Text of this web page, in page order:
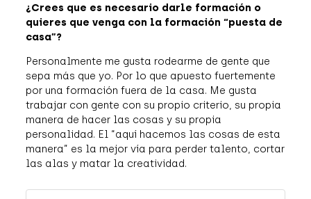
¿Crees que es necesario darle formación o
quieres que venga con la formación “puesta de
casa”?
Personalmente me gusta rodearme de gente que
sepa más que yo. Por lo que apuesto fuertemente
por una formación fuera de la casa. Me gusta
trabajar con gente con su propio criterio, su propia
manera de hacer las cosas y su propia
personalidad. El “aquí hacemos las cosas de esta
manera” es la mejor vía para perder talento, cortar
las alas y matar la creatividad.